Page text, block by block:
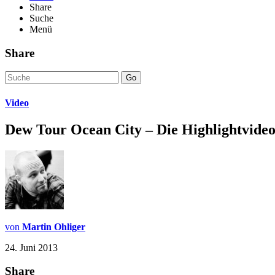
Share
Suche
Menü
Share
Go
Video
Dew Tour Ocean City – Die
von Martin Ohliger
24. Juni 2013
Share